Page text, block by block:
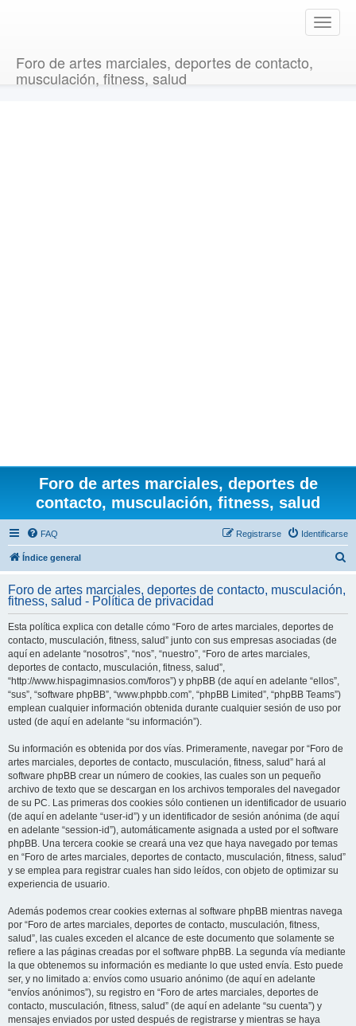
T
o
Foro de artes marciales, deportes de contacto,
musculación, fitness, salud
Foro de artes marciales, deportes de
contacto, musculación, fitness, salud
FAQ Identificarse
Registrarse
Índice general
c
Foro de artes marciales, deportes de contacto, musculación,
fitness, salud - Política de privacidad
Esta política explica con detalle cómo “Foro de artes marciales, deportes de
contacto, musculación, fitness, salud” junto con sus empresas asociadas (de
aquí en adelante “nosotros”, “nos”, “nuestro”, “Foro de artes marciales,
deportes de contacto, musculación, fitness, salud”,
“http://www.hispagimnasios.com/foros”) y phpBB (de aquí en adelante “ellos”,
“sus”, “software phpBB”, “www.phpbb.com”, “phpBB Limited”, “phpBB Teams”)
emplean cualquier información obtenida durante cualquier sesión de uso por
usted (de aquí en adelante “su información”).
Su información es obtenida por dos vías. Primeramente, navegar por “Foro de
artes marciales, deportes de contacto, musculación, fitness, salud” hará al
software phpBB crear un número de cookies, las cuales son un pequeño
archivo de texto que se descargan en los archivos temporales del navegador
de su PC. Las primeras dos cookies sólo contienen un identificador de usuario
(de aquí en adelante “user-id”) y un identificador de sesión anónima (de aquí
en adelante “session-id”), automáticamente asignada a usted por el software
phpBB. Una tercera cookie se creará una vez que haya navegado por temas
en “Foro de artes marciales, deportes de contacto, musculación, fitness, salud”
y se emplea para registrar cuales han sido leídos, con objeto de optimizar su
experiencia de usuario.
Además podemos crear cookies externas al software phpBB mientras navega
por “Foro de artes marciales, deportes de contacto, musculación, fitness,
salud”, las cuales exceden el alcance de este documento que solamente se
refiere a las páginas creadas por el software phpBB. La segunda vía mediante
la que obtenemos su información es mediante lo que usted envía. Esto puede
ser, y no limitado a: envíos como usuario anónimo (de aquí en adelante
“envíos anónimos”), su registro en “Foro de artes marciales, deportes de
contacto, musculación, fitness, salud” (de aquí en adelante “su cuenta”) y
mensajes enviados por usted después de registrarse y mientras se haya